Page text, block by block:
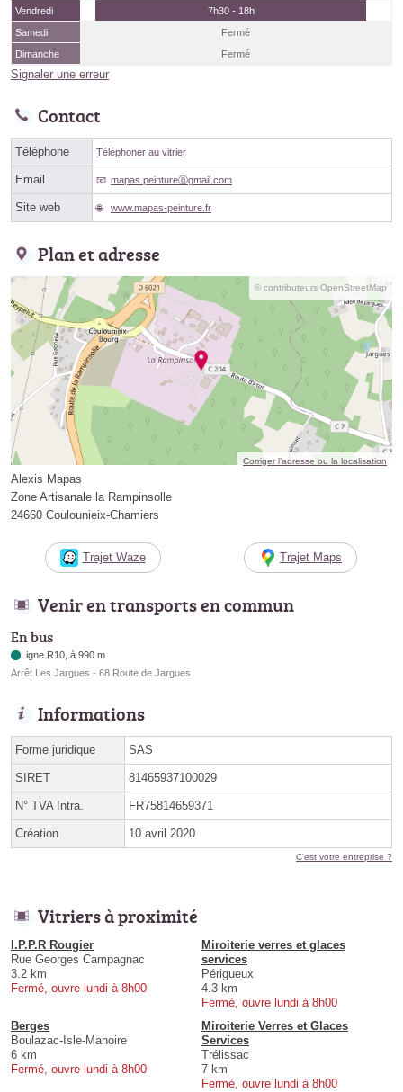
Vendredi
7h30 - 18h
Samedi
Fermé
Dimanche
Fermé
Signaler une erreur
Contact
Téléphone Téléphoner au vitrier
Email mapas.peintureⓐgmail.com
Site web www.mapas-peinture.fr
Plan et adresse
© contributeurs OpenStreetMap
Corriger l’adresse ou la localisation
Alexis Mapas
Zone Artisanale la Rampinsolle
24660 Coulounieix-Chamiers
Trajet Waze Trajet Maps
Venir en transports en commun
En bus
Ligne R10, à 990 m
Arrêt Les Jargues - 68 Route de Jargues
Informations
Forme juridique SAS
SIRET 81465937100029
N° TVA Intra. FR75814659371
Création 10 avril 2020
C'est votre entreprise ?
Vitriers à proximité
I.P.P.R Rougier
Rue Georges Campagnac
3.2 km
Fermé, ouvre lundi à 8h00
Miroiterie verres et glaces
services
Périgueux
4.3 km
Fermé, ouvre lundi à 8h00
Berges
Boulazac-Isle-Manoire
6 km
Fermé, ouvre lundi à 8h00
Miroiterie Verres et Glaces
Services
Trélissac
7 km
Fermé, ouvre lundi à 8h00